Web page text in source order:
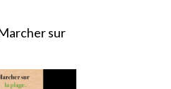
sur